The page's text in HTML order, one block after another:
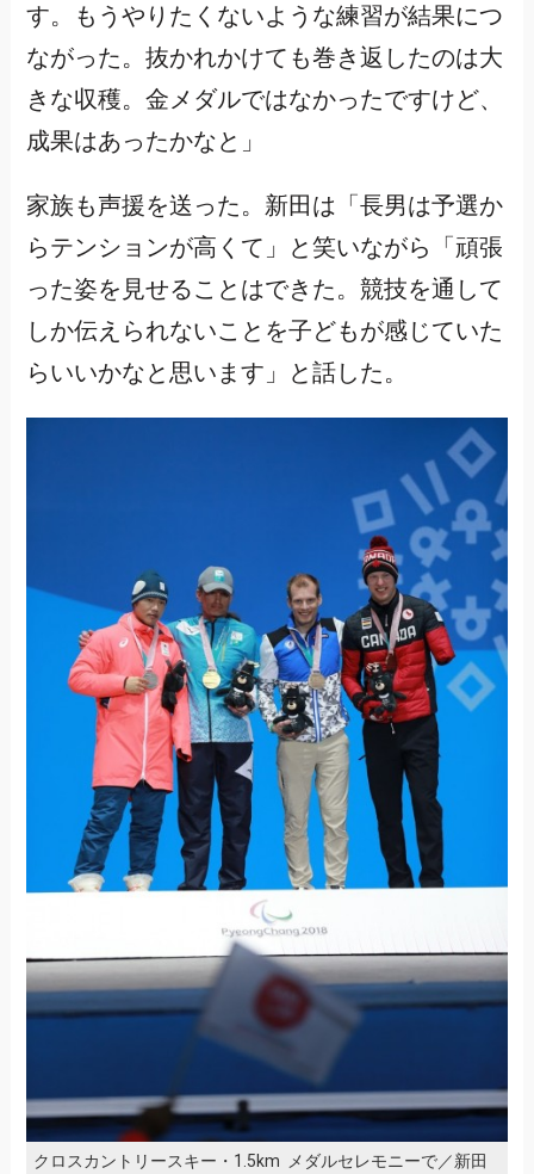
す。もうやりたくないような練習が結果につ
ながった。抜かれかけても巻き返したのは大
きな収穫。金メダルではなかったですけど、
成果はあったかなと」
家族も声援を送った。新田は「長男は予選か
らテンションが高くて」と笑いながら「頑張
った姿を見せることはできた。競技を通して
しか伝えられないことを子どもが感じていた
らいいかなと思います」と話した。
クロスカントリースキー・1.5km メダルセレモニーで／新田